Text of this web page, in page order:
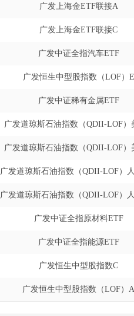
广发上海金ETF联接A
广发上海金ETF联接C
广发中证全指汽车ETF
广发恒生中型股指数（LOF）E
广发中证稀有金属ETF
广发道琼斯石油指数（QDII-LOF）
广发道琼斯石油指数（QDII-LOF）
广发道琼斯石油指数（QDII-LOF）
广发道琼斯石油指数（QDII-LOF）
广发中证全指原材料ETF
广发中证全指能源ETF
广发恒生中型股指数C
广发恒生中型股指数（LOF）A